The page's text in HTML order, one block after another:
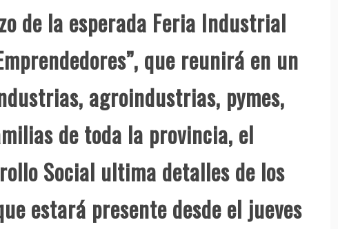
de la esperada Feria Industrial
que reunirá en un
agroindustrias, pymes,
de toda la provincia, el
Social ultima detalles de los
estará presente desde el jueves